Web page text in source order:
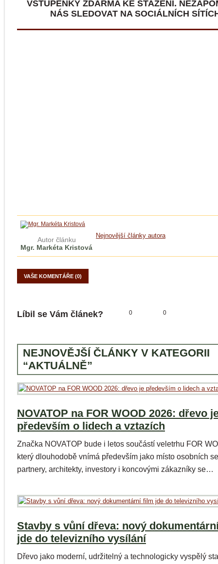
VSTUPENKY ZDARMA KE STAŽENÍ.
NÁS SLEDOVAT NA SOCIÁLNÍCH
Autor článku
Mgr. Markéta Kristová
Nejnovější články autora
VAŠE KOMENTÁŘE (0)
Líbil se Vám článek? 0
0
NEJNOVĚJŠÍ ČLÁNKY V KATEGORII
“AKTUÁLNĚ”
NOVATOP na FOR WOOD 2026: dřevo
především o lidech a vztazích
Značka NOVATOP bude i letos součástí veletrhu FOR
který dlouhodobě vnímá především jako místo osobních
partnery, architekty, investory i koncovými zákazníky se…
Stavby s vůní dřeva: nový
jde do televizního vysílání
Dřevo jako moderní, udržitelný a technologicky vyspělý